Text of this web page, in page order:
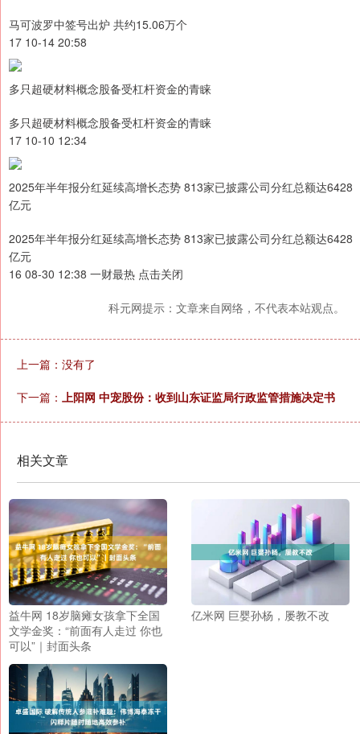
马可波罗中签号出炉 共约15.06万个
17 10-14 20:58
多只超硬材料概念股备受杠杆资金的青睐
多只超硬材料概念股备受杠杆资金的青睐
17 10-10 12:34
2025年半年报分红延续高增长态势 813家已披露公司分红总额达6428
亿元
2025年半年报分红延续高增长态势 813家已披露公司分红总额达6428
亿元
16 08-30 12:38 一财最热 点击关闭
科元网提示：文章来自网络，不代表本站观点。
上一篇：没有了
下一篇： 上阳网 中宠股份：收到山东证监局行政监管措施决定书
相关文章
益牛网 18岁脑瘫女孩拿下全国
文学金奖：“前面有人走过 你也
可以”｜封面头条
亿米网 巨婴孙杨，屡教不改